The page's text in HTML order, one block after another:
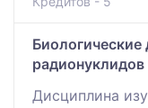
радионуклидов
Дисциплина